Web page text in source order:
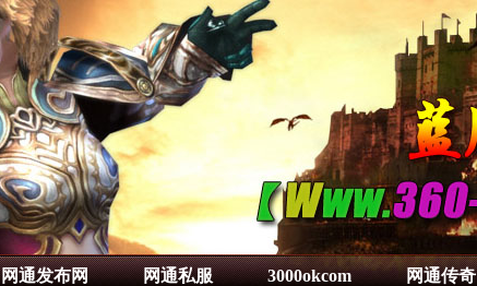
网通发布网 网通私服 3000okcom 网通传奇